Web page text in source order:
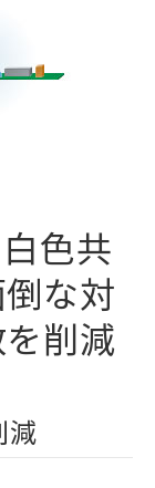
色共
な対
削減
減